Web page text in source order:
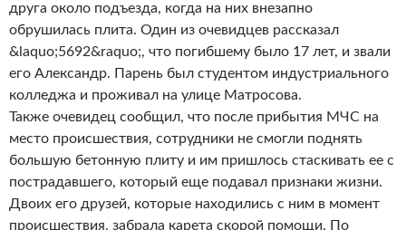
друга около подъезда, когда на них внезапно
обрушилась плита. Один из очевидцев рассказал
&laquo;5692&raquo;, что погибшему было 17 лет, и звали
его Александр. Парень был студентом индустриального
колледжа и проживал на улице Матросова.
Также очевидец сообщил, что после прибытия МЧС на
место происшествия, сотрудники не смогли поднять
большую бетонную плиту и им пришлось стаскивать ее с
пострадавшего, который еще подавал признаки жизни.
Двоих его друзей, которые находились с ним в момент
происшествия, забрала карета скорой помощи. По